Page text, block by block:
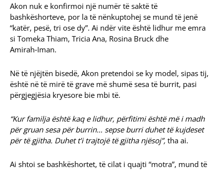
Akon nuk e konfirmoi një numër të saktë të
bashkëshorteve, por la të nënkuptohej se mund të jenë
“katër, pesë, tri ose dy”. Ai ndër vite është lidhur me emra
si Tomeka Thiam, Tricia Ana, Rosina Bruck dhe
Amirah‑Iman.
Në të njëjtën bisedë, Akon pretendoi se ky model, sipas tij,
është në të mirë të grave më shumë sesa të burrit, pasi
përgjegjësia kryesore bie mbi të.
“Kur familja është kaq e lidhur, përfitimi është më i madh
për gruan sesa për burrin… sepse burri duhet të kujdeset
për të gjitha. Duhet t’i trajtojë të gjitha njësoj”, tha ai.
Ai shtoi se bashkëshortet, të cilat i quajti “motra”, mund të